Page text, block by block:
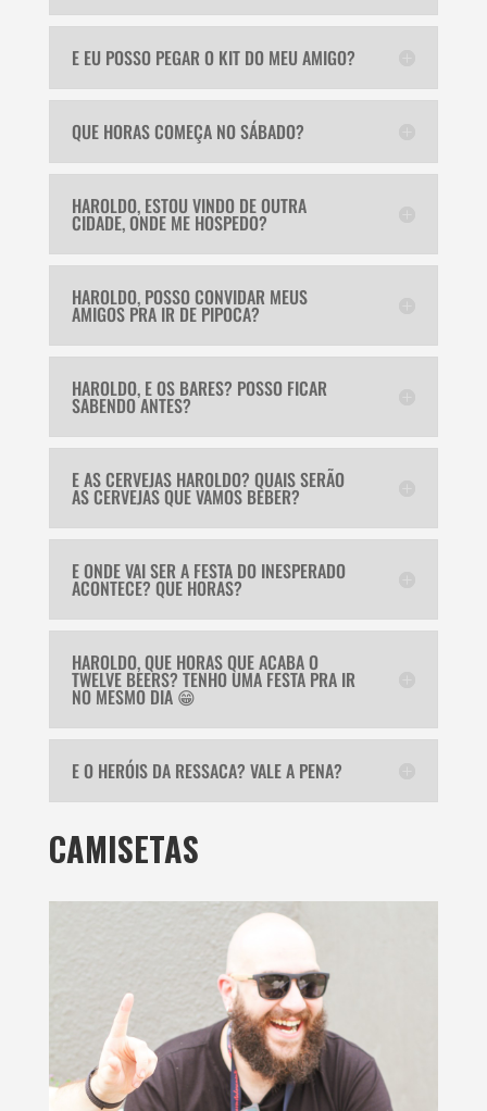
E EU POSSO PEGAR O KIT DO MEU AMIGO?
QUE HORAS COMEÇA NO SÁBADO?
HAROLDO, ESTOU VINDO DE OUTRA
CIDADE, ONDE ME HOSPEDO?
HAROLDO, POSSO CONVIDAR MEUS
AMIGOS PRA IR DE PIPOCA?
HAROLDO, E OS BARES? POSSO FICAR
SABENDO ANTES?
E AS CERVEJAS HAROLDO? QUAIS SERÃO
AS CERVEJAS QUE VAMOS BEBER?
E ONDE VAI SER A FESTA DO INESPERADO
ACONTECE? QUE HORAS?
HAROLDO, QUE HORAS QUE ACABA O
TWELVE BEERS? TENHO UMA FESTA PRA IR
NO MESMO DIA 😁
E O HERÓIS DA RESSACA? VALE A PENA?
CAMISETAS